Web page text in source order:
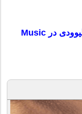
پوشش های مختلف هنرمندان هالیوودی در Music